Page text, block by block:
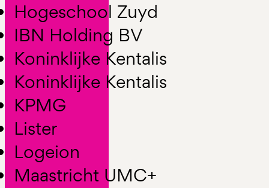
Hogeschool Zuyd
IBN Holding BV
Koninklijke Kentalis
Koninklijke Kentalis
KPMG
Lister
Logeion
Maastricht UMC+